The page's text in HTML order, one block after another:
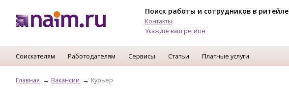
Поиск работы и сотрудников в ритейле
Контакты
Укажите ваш регион
Соискателям Работодателям Сервисы Статьи Платные услуги
Главная Вакансии Курьер